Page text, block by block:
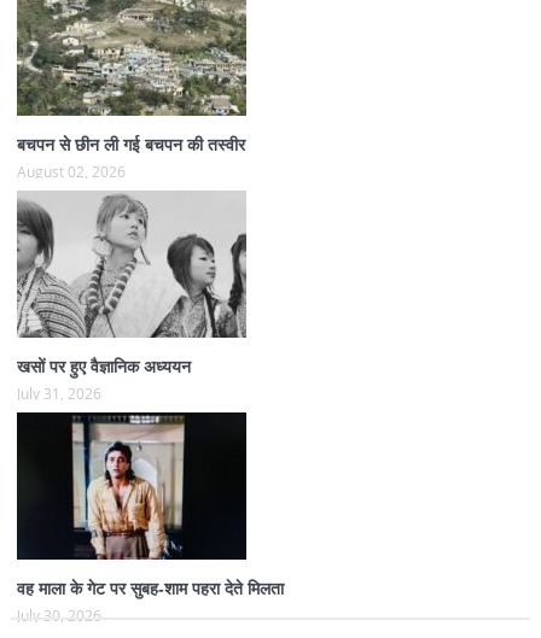
बचपन से छीन ली गई बचपन की तस्वीर
August 02, 2026
खसों पर हुए वैज्ञानिक अध्ययन
July 31, 2026
वह माला के गेट पर सुबह-शाम पहरा देते मिलता
July 30, 2026